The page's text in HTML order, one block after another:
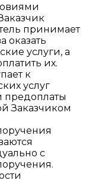
принимает
оказать
услуги, а
их.
к
услуг
предоплаты
Заказчиком
с